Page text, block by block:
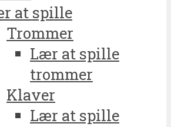
at spille
Trommer
Lær at spille
trommer
Klaver
Lær at spille